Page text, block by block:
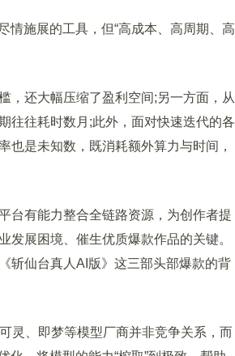
施展的工具，但“高成本、高周期、高
还大幅压缩了盈利空间;另一方面，从
往往耗时数月;此外，面对快速迭代的各
也是未知数，既消耗额外算力与时间，
有能力整合全链路资源，为创作者提
展困境、催生优质爆款作品的关键。
斩仙台真人AI版》这三部头部爆款的背
、即梦等模型厂商并非竞争关系，而